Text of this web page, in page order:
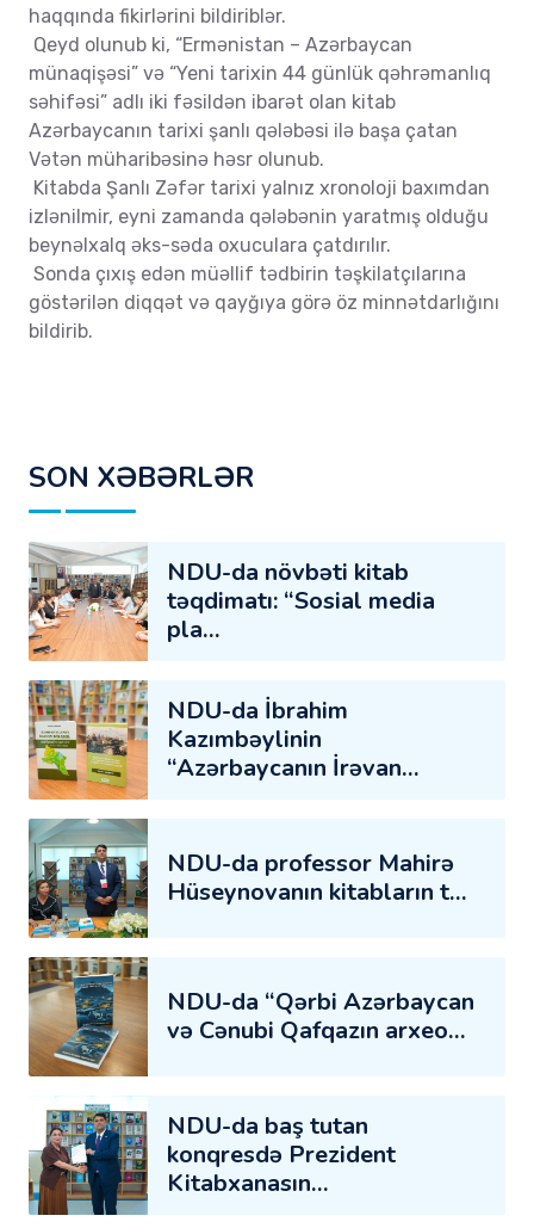
haqqında fikirlərini bildiriblər.
Qeyd olunub ki, “Ermənistan – Azərbaycan
münaqişəsi” və “Yeni tarixin 44 günlük qəhrəmanlıq
səhifəsi” adlı iki fəsildən ibarət olan kitab
Azərbaycanın tarixi şanlı qələbəsi ilə başa çatan
Vətən müharibəsinə həsr olunub.
Kitabda Şanlı Zəfər tarixi yalnız xronoloji baxımdan
izlənilmir, eyni zamanda qələbənin yaratmış olduğu
beynəlxalq əks-səda oxuculara çatdırılır.
Sonda çıxış edən müəllif tədbirin təşkilatçılarına
göstərilən diqqət və qayğıya görə öz minnətdarlığını
bildirib.
SON XƏBƏRLƏR
NDU-da növbəti kitab
təqdimatı: “Sosial media
pla…
NDU-da İbrahim
Kazımbəylinin
“Azərbaycanın İrəvan…
NDU-da professor Mahirə
Hüseynovanın kitabların t…
NDU-da “Qərbi Azərbaycan
və Cənubi Qafqazın arxeo…
NDU-da baş tutan
konqresdə Prezident
Kitabxanasın…